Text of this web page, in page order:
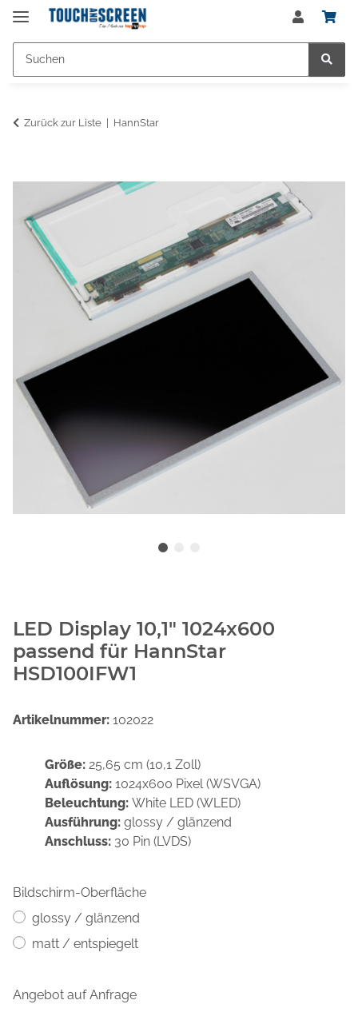
Zurück zur Liste HannStar
LED Display 10,1" 1024x600
passend für HannStar
HSD100IFW1
Artikelnummer: 102022
Größe: 25,65 cm (10,1 Zoll)
Auflösung: 1024x600 Pixel (WSVGA)
Beleuchtung: White LED (WLED)
Ausführung: glossy / glänzend
Anschluss: 30 Pin (LVDS)
Bildschirm-Oberfläche
glossy / glänzend
matt / entspiegelt
Angebot auf Anfrage